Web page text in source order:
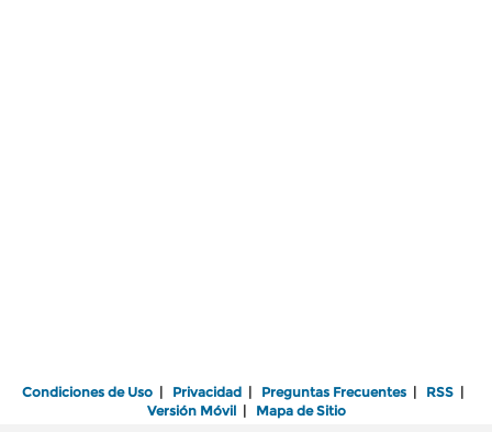
Condiciones de Uso | Privacidad | Preguntas Frecuentes | RSS |
Versión Móvil| Mapa de Sitio